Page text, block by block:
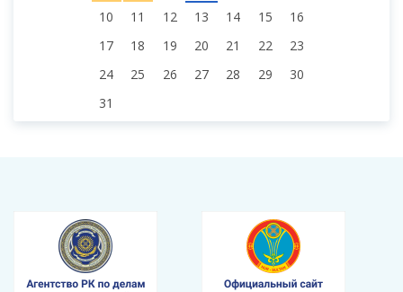
10
11 12 13 14 15
16
17
18 19 20 21 22
23
24
25 26 27 28 29
30
31